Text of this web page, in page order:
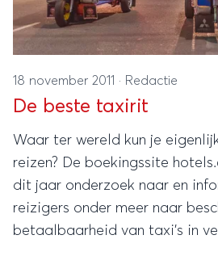
18 november 2011 · Redactie
De beste taxirit
Waar ter wereld kun je
reizen? De boekingssite
dit jaar onderzoek naar en
reizigers onder meer naar
betaalbaarheid van taxi’s in